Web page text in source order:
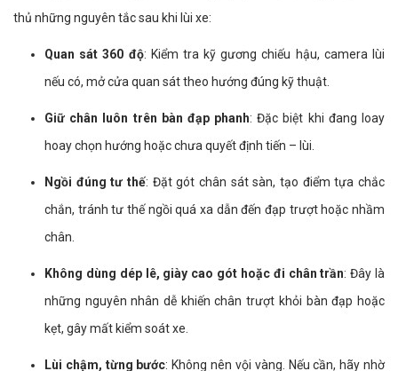
thủ những nguyên tắc sau khi lùi xe:
Quan sát 360 độ: Kiểm tra kỹ gương chiếu hậu, camera lùi
nếu có, mở cửa quan sát theo hướng đúng kỹ thuật.
Giữ chân luôn trên bàn đạp phanh: Đặc biệt khi đang loay
hoay chọn hướng hoặc chưa quyết định tiến – lùi.
Ngồi đúng tư thế: Đặt gót chân sát sàn, tạo điểm tựa chắc
chắn, tránh tư thế ngồi quá xa dẫn đến đạp trượt hoặc nhầm
chân.
Không dùng dép lê, giày cao gót hoặc đi chân trần: Đây là
những nguyên nhân dễ khiến chân trượt khỏi bàn đạp hoặc
kẹt, gây mất kiểm soát xe.
Lùi chậm, từng bước: Không nên vội vàng. Nếu cần, hãy nhờ